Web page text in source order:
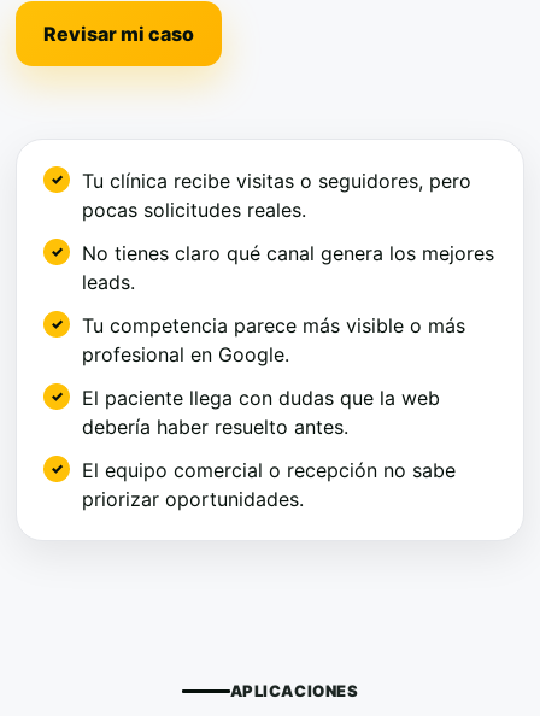
Revisar mi caso
Tu clínica recibe visitas o seguidores, pero
pocas solicitudes reales.
No tienes claro qué canal genera los mejores
leads.
Tu competencia parece más visible o más
profesional en Google.
El paciente llega con dudas que la web
debería haber resuelto antes.
El equipo comercial o recepción no sabe
priorizar oportunidades.
APLICACIONES